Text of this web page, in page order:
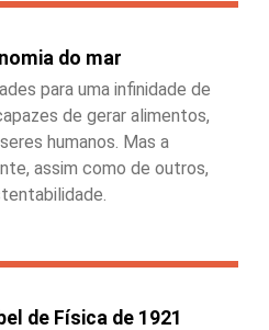
do mar
para uma infinidade de
de gerar alimentos,
humanos. Mas a
assim como de outros,
de Física de 1921